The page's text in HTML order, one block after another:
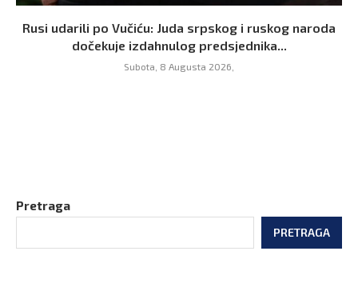
Rusi udarili po Vučiću: Juda srpskog i ruskog naroda
dočekuje izdahnulog predsjednika...
Subota, 8 Augusta 2026,
Pretraga
PRETRAGA